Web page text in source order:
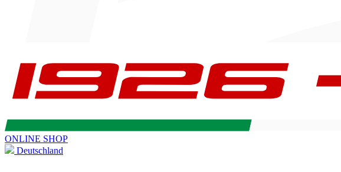
ONLINE SHOP
Deutschland